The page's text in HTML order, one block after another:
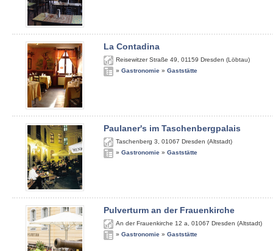
La Contadina
Reisewitzer Straße 49 01159 Dresden (Löbtau)
» Gastronomie » Gaststätte
Paulaner's im Taschenbergpalais
Taschenberg 3 01067 Dresden (Altstadt)
» Gastronomie » Gaststätte
Pulverturm an der Frauenkirche
An der Frauenkirche 12 a 01067 Dresden (Altstadt)
» Gastronomie » Gaststätte